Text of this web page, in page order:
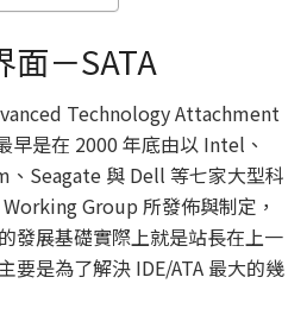
面－SATA
Technology Attachment
早是在 2000 年底由以 Intel、
Seagate 與 Dell 等七家大型科
Group 所發佈與制定，
發展基礎實際上就是站長在上一
要是為了解決 IDE/ATA 最大的幾